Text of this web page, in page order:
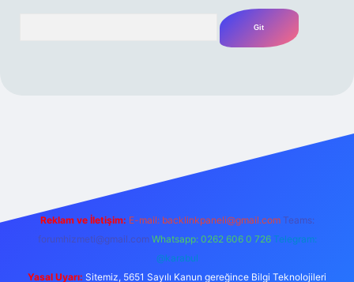
m elexbet
Reklam ve İletişim: E-mail: backlinkpaneli@gmail.com Teams:
forumhizmeti@gmail.com Whatsapp: 0262 606 0 726 Telegram:
@karabul
Yasal Uyarı: Sitemiz, 5651 Sayılı Kanun gereğince Bilgi Teknolojileri